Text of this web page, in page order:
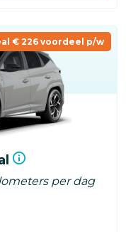
€ 226 voordeel p/w
per dag